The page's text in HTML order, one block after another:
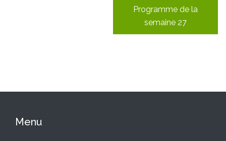
Programme de la
semaine 27
Menu